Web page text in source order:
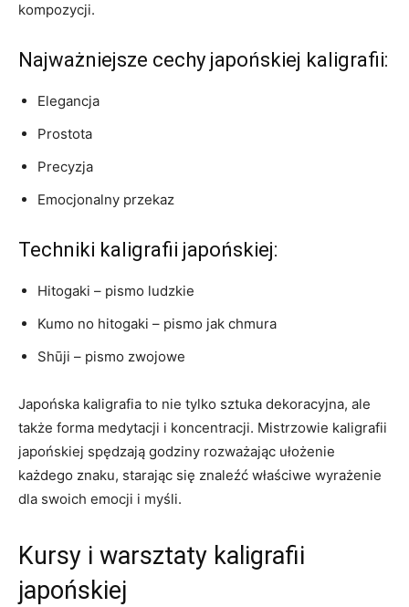
kompozycji.
Najważniejsze ⁣cechy japońskiej kaligrafii:
Elegancja
Prostota
Precyzja
Emocjonalny przekaz
Techniki kaligrafii japońskiej:
Hitogaki – pismo ludzkie
Kumo no hitogaki – pismo jak chmura
Shūji ⁤– ⁤pismo zwojowe
Japońska kaligrafia to nie tylko sztuka dekoracyjna, ale
także forma medytacji i koncentracji. Mistrzowie kaligrafii
japońskiej spędzają godziny rozważając ułożenie
każdego ⁤znaku, starając się​ znaleźć właściwe ⁢wyrażenie
dla ⁣swoich emocji i myśli.
Kursy i warsztaty kaligrafii
japońskiej